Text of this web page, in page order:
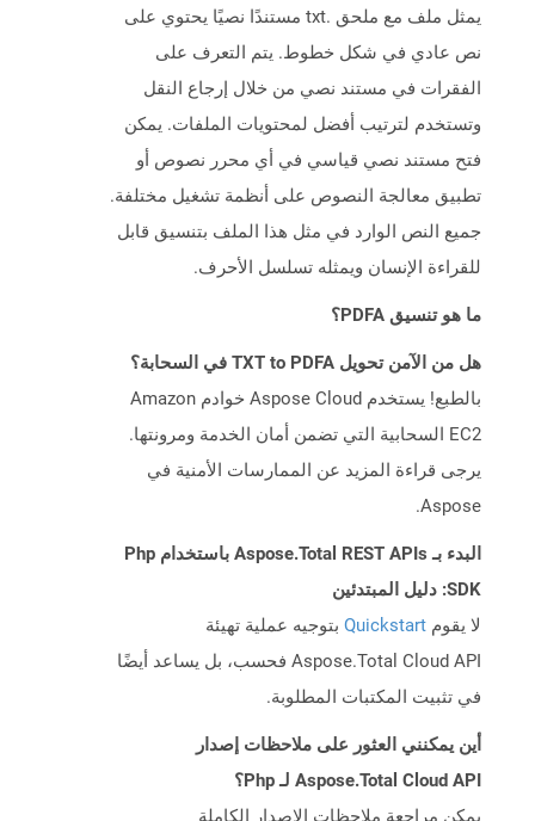
يمثل ملف مع ملحق .txt مستندًا نصيًا يحتوي على
نص عادي في شكل خطوط. يتم التعرف على
الفقرات في مستند نصي من خلال إرجاع النقل
وتستخدم لترتيب أفضل لمحتويات الملفات. يمكن
فتح مستند نصي قياسي في أي محرر نصوص أو
تطبيق معالجة النصوص على أنظمة تشغيل مختلفة.
جميع النص الوارد في مثل هذا الملف بتنسيق قابل
للقراءة الإنسان ويمثله تسلسل الأحرف.
ما هو تنسيق PDFA؟
هل من الآمن تحويل TXT to PDFA في السحابة؟
بالطبع! يستخدم Aspose Cloud خوادم Amazon
EC2 السحابية التي تضمن أمان الخدمة ومرونتها.
يرجى قراءة المزيد عن الممارسات الأمنية في
Aspose.
البدء بـ Aspose.Total REST APIs باستخدام Php
SDK: دليل المبتدئين
لا يقوم Quickstart بتوجيه عملية تهيئة
Aspose.Total Cloud API فحسب، بل يساعد أيضًا
في تثبيت المكتبات المطلوبة.
أين يمكنني العثور على ملاحظات إصدار
Aspose.Total Cloud API لـ Php؟
يمكن مراجعة ملاحظات الإصدار الكاملة